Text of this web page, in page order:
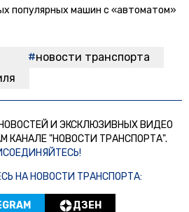
популярных машин с «автоматом»
новости транспорта
И ЭКСКЛЮЗИВНЫХ ВИДЕО
КАНАЛЕ "НОВОСТИ ТРАНСПОРТА".
НА НОВОСТИ ТРАНСПОРТА:
ДЗЕН